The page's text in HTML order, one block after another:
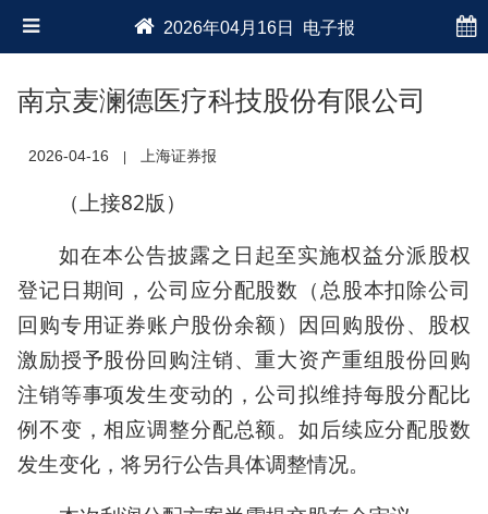
2026年04月16日 电子报
南京麦澜德医疗科技股份有限公司
2026-04-16 上海证券报
（上接82版）
如在本公告披露之日起至实施权益分派股权
登记日期间，公司应分配股数（总股本扣除公司
回购专用证券账户股份余额）因回购股份、股权
激励授予股份回购注销、重大资产重组股份回购
注销等事项发生变动的，公司拟维持每股分配比
例不变，相应调整分配总额。如后续应分配股数
发生变化，将另行公告具体调整情况。